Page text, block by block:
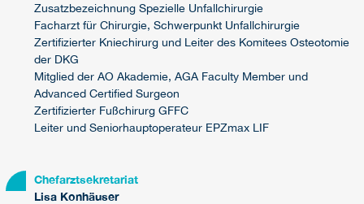
Zusatzbezeichnung Spezielle Unfallchirurgie
Facharzt für Chirurgie, Schwerpunkt Unfallchirurgie
Zertifizierter Kniechirurg und Leiter des Komitees Osteotomie
der DKG
Mitglied der AO Akademie, AGA Faculty Member und
Advanced Certified Surgeon
Zertifizierter Fußchirurg GFFC
Leiter und Seniorhauptoperateur EPZmax LIF
Chefarztsekretariat
Lisa Konhäuser